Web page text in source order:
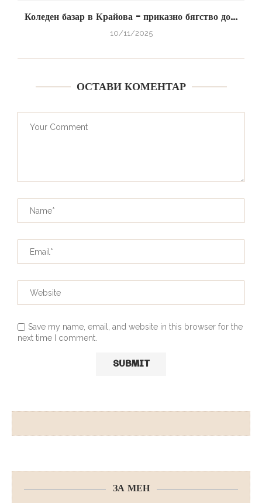
Коледен базар в Крайова – приказно бягство до...
10/11/2025
ОСТАВИ КОМЕНТАР
Save my name, email, and website in this browser for the
next time I comment.
ЗА МЕН